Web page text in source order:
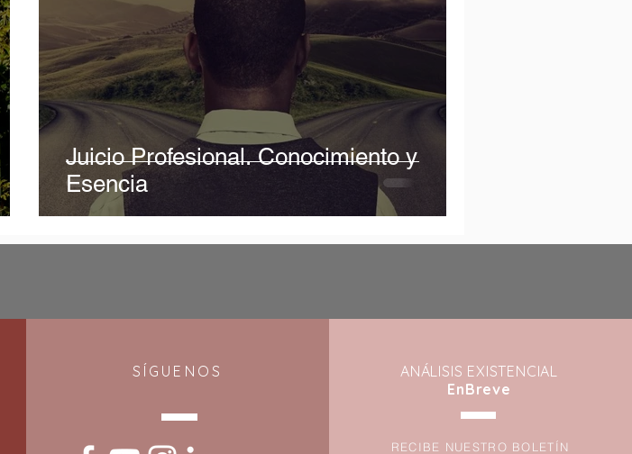
Juicio Profesional. Conocimiento y
Esencia
SÍGUENOS ANÁLISIS EXISTENCIAL
EnBreve
RECIBE NUESTRO BOLETÍN